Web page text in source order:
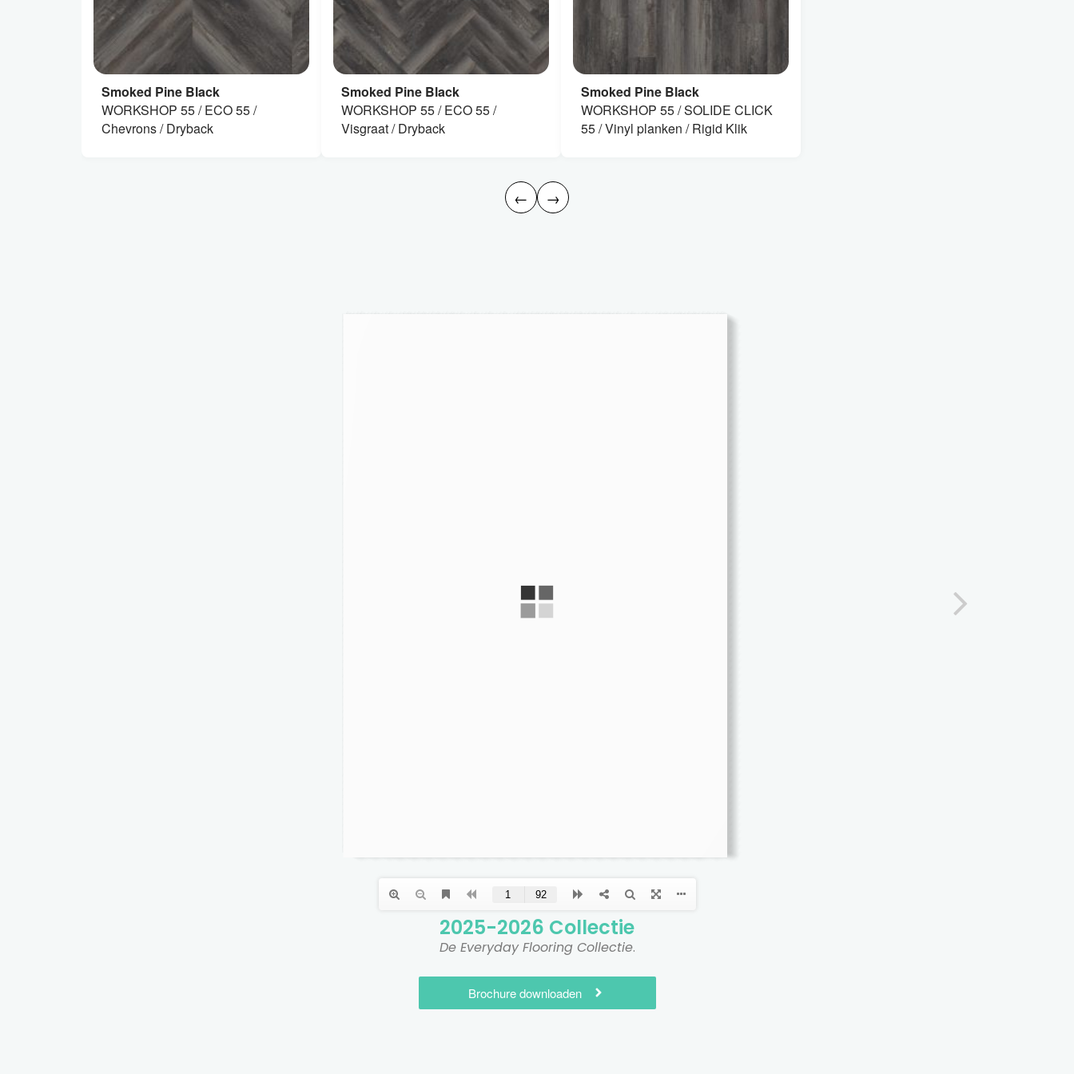
Smoked Pine Black
WORKSHOP 55 / ECO 55 /
Chevrons / Dryback
Smoked Pine Black
WORKSHOP 55 / ECO 55 /
Visgraat / Dryback
Smoked Pine Black
WORKSHOP 55 / SOLIDE CLICK
55 / Vinyl planken / Rigid Klik
← →
2025-2026 Collectie​
De Everyday Flooring Collectie.
Brochure downloaden